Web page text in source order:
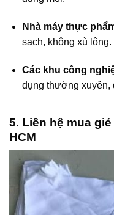
Nhà máy thực
sạch, không xù lông.
Các khu công
dụng thường xuyên,
5. Liên hệ mua
HCM